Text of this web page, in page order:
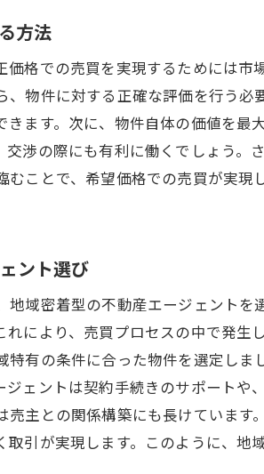
地域コミュニティの重要性とその
交通アクセスを考慮した物件選び
自然災害リスクを考えた立地選定
地域の経済動向を反映した市場
文化や歴史を踏まえた土地選び
初心者必見！宇都宮市で安心して不
専門家に相談する重要性と選び方
初めての不動産購入で失敗しな
ローン計画の立て方と資金調達の
安心できる売買契約の流れ
宇都宮市不動産市場の動向と成功す
最近の市場傾向を把握する
方法
格での売買を実現するためには
物件に対する正確な評価を行う
ます。次に、物件自体の価値を
渉の際にも有利に働くでしょう
ことで、希望価格での売買が実
ント選び
域密着型の不動産エージェントを
により、売買プロセスの中で発
有の条件に合った物件を選定し
ェントは契約手続きのサポート
主との関係構築にも長けていま
引が実現します。このように、